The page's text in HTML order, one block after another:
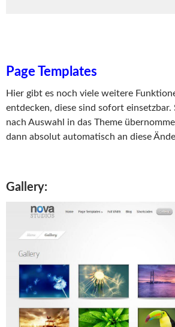
Page Templates
Hier gibt es noch viele weitere
entdecken, diese sind sofort
nach Auswahl in das Theme
dann absolut automatisch an diese
Gallery: